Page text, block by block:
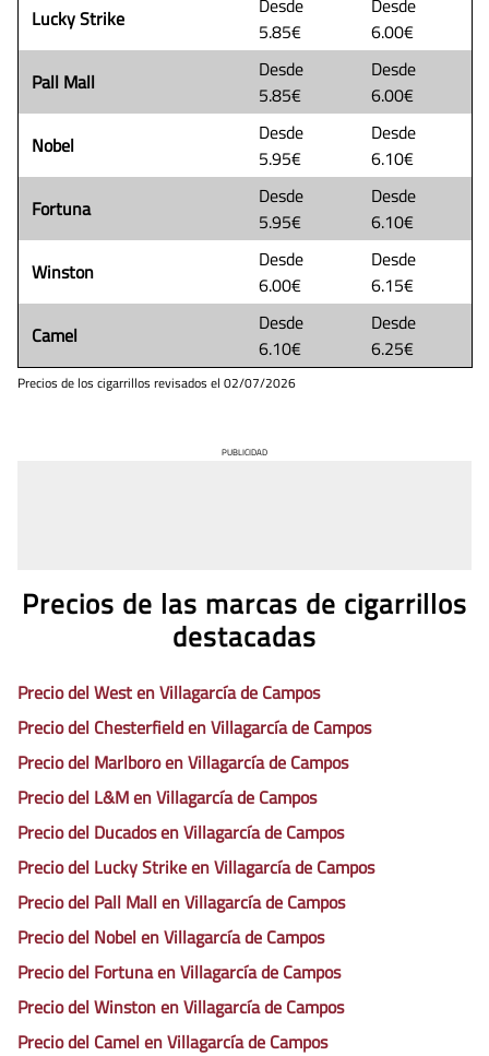
Lucky Strike
Desde
5.85€
Desde
6.00€
Pall Mall
Desde
5.85€
Desde
6.00€
Nobel
Desde
5.95€
Desde
6.10€
Fortuna
Desde
5.95€
Desde
6.10€
Winston
Desde
6.00€
Desde
6.15€
Camel
Desde
6.10€
Desde
6.25€
Precios de los cigarrillos revisados el 02/07/2026
PUBLICIDAD
Precios de las marcas de cigarrillos
destacadas
Precio del West en Villagarcía de Campos
Precio del Chesterfield en Villagarcía de Campos
Precio del Marlboro en Villagarcía de Campos
Precio del L&M en Villagarcía de Campos
Precio del Ducados en Villagarcía de Campos
Precio del Lucky Strike en Villagarcía de Campos
Precio del Pall Mall en Villagarcía de Campos
Precio del Nobel en Villagarcía de Campos
Precio del Fortuna en Villagarcía de Campos
Precio del Winston en Villagarcía de Campos
Precio del Camel en Villagarcía de Campos